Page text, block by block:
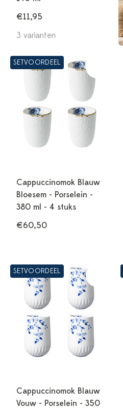
€11,95
3 varianten
SETVOORDEEL
Cappuccinomok Blauw
Bloesem - Porselein -
380 ml - 4 stuks
€60,50
SETVOORDEEL
Cappuccinomok Blauw
Vouw - Porselein - 350